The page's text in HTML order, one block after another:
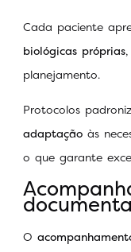
Cada paciente
biológicas próprias
planejamento.
Protocolos
adaptação às
o que garante
O